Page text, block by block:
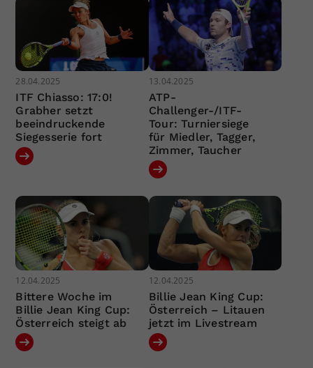
28.04.2025
ITF Chiasso: 17:0!
Grabher setzt
beeindruckende
Siegesserie fort
13.04.2025
ATP-
Challenger-/ITF-
Tour: Turniersiege
für Miedler, Tagger,
Zimmer, Taucher
12.04.2025
Bittere Woche im
Billie Jean King Cup:
Österreich steigt ab
12.04.2025
Billie Jean King Cup:
Österreich – Litauen
jetzt im Livestream